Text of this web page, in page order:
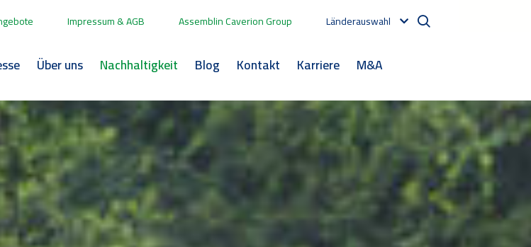
Impressum & AGB Assemblin Caverion Group Länderauswahl
Über uns Nachhaltigkeit Blog Kontakt Karriere M&A